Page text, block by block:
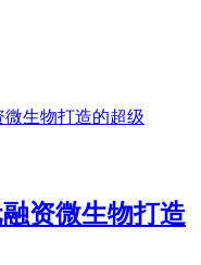
资微生物打造